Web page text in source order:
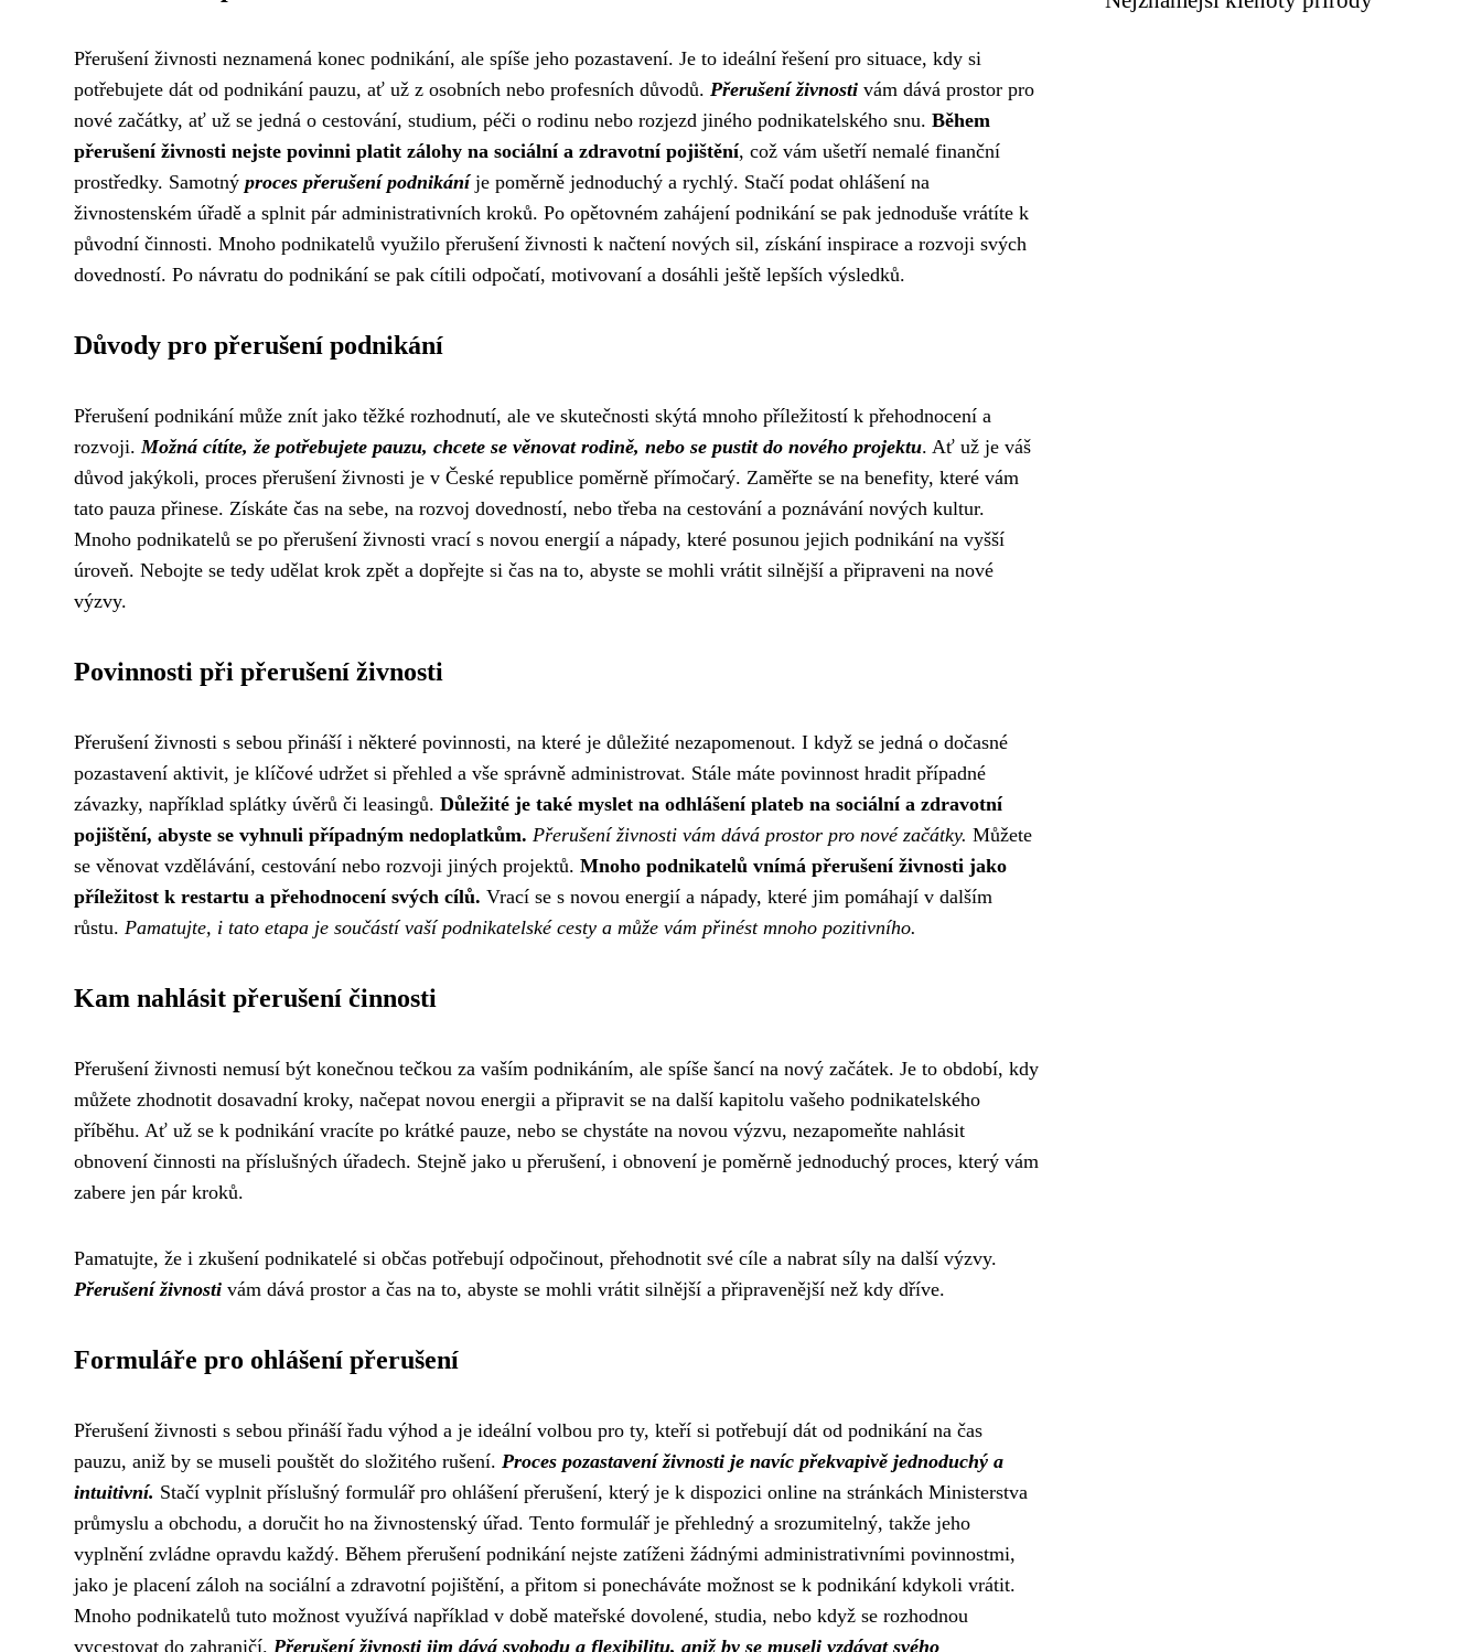
Přerušení živnosti neznamená konec podnikání, ale spíše jeho pozastavení. Je to ideální řešení pro situace, kdy si
potřebujete dát od podnikání pauzu, ať už z osobních nebo profesních důvodů. Přerušení živnosti vám dává prostor pro
nové začátky, ať už se jedná o cestování, studium, péči o rodinu nebo rozjezd jiného podnikatelského snu. Během
přerušení živnosti nejste povinni platit zálohy na sociální a zdravotní pojištění, což vám ušetří nemalé finanční
prostředky. Samotný proces přerušení podnikáníje poměrně jednoduchý a rychlý. Stačí podat ohlášení na
živnostenském úřadě a splnit pár administrativních kroků. Po opětovném zahájení podnikání se pak jednoduše vrátíte k
původní činnosti. Mnoho podnikatelů využilo přerušení živnosti k načtení nových sil, získání inspirace a rozvoji svých
dovedností. Po návratu do podnikání se pak cítili odpočatí, motivovaní a dosáhli ještě lepších výsledků.
Důvody pro přerušení podnikání
Přerušení podnikání může znít jako těžké rozhodnutí, ale ve skutečnosti skýtá mnoho příležitostí k přehodnocení a
rozvoji.Možná cítíte, že potřebujete pauzu, chcete se věnovat rodině, nebo se pustit do nového projektu. Ať už je váš
důvod jakýkoli, proces přerušení živnosti je v České republice poměrně přímočarý. Zaměřte se na benefity, které vám
tato pauza přinese. Získáte čas na sebe, na rozvoj dovedností, nebo třeba na cestování a poznávání nových kultur.
Mnoho podnikatelů se po přerušení živnosti vrací s novou energií a nápady, které posunou jejich podnikání na vyšší
úroveň. Nebojte se tedy udělat krok zpět a dopřejte si čas na to, abyste se mohli vrátit silnější a připraveni na nové
výzvy.
Povinnosti při přerušení živnosti
Přerušení živnosti s sebou přináší i některé povinnosti, na které je důležité nezapomenout. I když se jedná o dočasné
pozastavení aktivit, je klíčové udržet si přehled a vše správně administrovat. Stále máte povinnost hradit případné
závazky, například splátky úvěrů či leasingů. Důležité je také myslet na odhlášení plateb na sociální a zdravotní
pojištění, abyste se vyhnuli případným nedoplatkům. Přerušení živnosti vám dává prostor pro nové začátky. Můžete
se věnovat vzdělávání, cestování nebo rozvoji jiných projektů. Mnoho podnikatelů vnímá přerušení živnosti jako
příležitost k restartu a přehodnocení svých cílů. Vrací se s novou energií a nápady, které jim pomáhají v dalším
růstu. Pamatujte, i tato etapa je součástí vaší podnikatelské cesty a může vám přinést mnoho pozitivního.
Kam nahlásit přerušení činnosti
Přerušení živnosti nemusí být konečnou tečkou za vaším podnikáním, ale spíše šancí na nový začátek. Je to období, kdy
můžete zhodnotit dosavadní kroky, načepat novou energii a připravit se na další kapitolu vašeho podnikatelského
příběhu. Ať už se k podnikání vracíte po krátké pauze, nebo se chystáte na novou výzvu, nezapomeňte nahlásit
obnovení činnosti na příslušných úřadech. Stejně jako u přerušení, i obnovení je poměrně jednoduchý proces, který vám
zabere jen pár kroků.
Pamatujte, že i zkušení podnikatelé si občas potřebují odpočinout, přehodnotit své cíle a nabrat síly na další výzvy.
Přerušení živnosti vám dává prostor a čas na to, abyste se mohli vrátit silnější a připravenější než kdy dříve.
Formuláře pro ohlášení přerušení
Přerušení živnosti s sebou přináší řadu výhod a je ideální volbou pro ty, kteří si potřebují dát od podnikání na čas
pauzu, aniž by se museli pouštět do složitého rušení. Proces pozastavení živnosti je navíc překvapivě jednoduchý a
intuitivní. Stačí vyplnit příslušný formulář pro ohlášení přerušení, který je k dispozici online na stránkách Ministerstva
průmyslu a obchodu, a doručit ho na živnostenský úřad. Tento formulář je přehledný a srozumitelný, takže jeho
vyplnění zvládne opravdu každý. Během přerušení podnikání nejste zatíženi žádnými administrativními povinnostmi,
jako je placení záloh na sociální a zdravotní pojištění, a přitom si ponecháváte možnost se k podnikání kdykoli vrátit.
Mnoho podnikatelů tuto možnost využívá například v době mateřské dovolené, studia, nebo když se rozhodnou
vycestovat do zahraničí. Přerušení živnosti jim dává svobodu a flexibilitu, aniž by se museli vzdávat svého